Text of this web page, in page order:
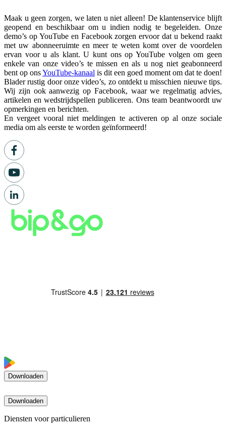
Maak u geen zorgen, we laten u niet alleen! De klantenservice blijft
geopend en beschikbaar om u indien nodig te begeleiden. Onze
demo’s op YouTube en Facebook zorgen ervoor dat u bekend raakt
met uw abonneeruimte en meer te weten komt over de voordelen
ervan voor u als klant. U kunt ons op YouTube volgen om geen
enkele van onze video’s te missen en als u nog niet geabonneerd
bent op onsYouTube-kanaal is dit een goed moment om dat te doen!
Blader rustig door onze video’s, zo ontdekt u misschien nieuwe tips.
Wij zijn ook aanwezig op Facebook, waar we regelmatig advies,
artikelen en wedstrijdspellen publiceren. Ons team beantwoordt uw
opmerkingen en berichten.
En vergeet vooral niet meldingen te activeren op al onze sociale
media om als eerste te worden geïnformeerd!
Downloaden
Downloaden
Diensten voor particulieren